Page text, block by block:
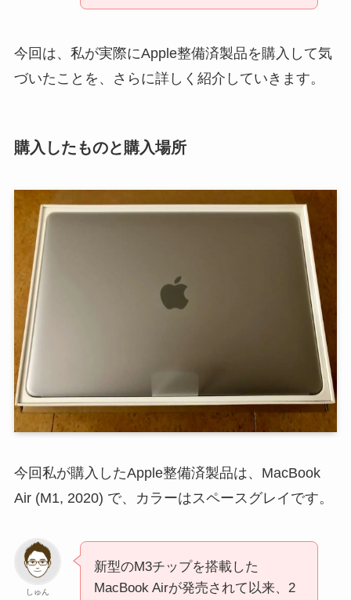
今回は、私が実際にApple整備済製品を購入して気
づいたことを、さらに詳しく紹介していきます。
購入したものと購入場所
今回私が購入したApple整備済製品は、MacBook
Air (M1, 2020) で、カラーはスペースグレイです。
しゅん
新型のM3チップを搭載した
MacBook Airが発売されて以来、2